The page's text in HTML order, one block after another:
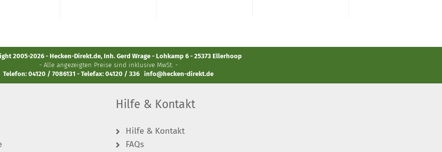
2005-2026 - Hecken-Direkt.de, Inh. Gerd Wrage - Lohkamp 6 - 25373 Ellerhoop
- Alle angezeigten Preise sind inklusive MwSt. -
Telefon: 04120 / 7086131 - Telefax: 04120 / 336 info@hecken-direkt.de
Hilfe & Kontakt
Hilfe & Kontakt
FAQs